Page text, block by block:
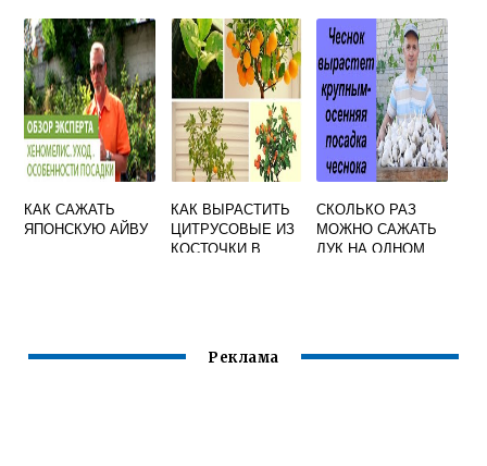
ОСЕНЬЮ
ВИНОГРАДА
УСЛОВИЯХ
КАК САЖАТЬ
ЯПОНСКУЮ АЙВУ
КАК ВЫРАСТИТЬ
ЦИТРУСОВЫЕ ИЗ
КОСТОЧКИ В
СКОЛЬКО РАЗ
МОЖНО САЖАТЬ
ЛУК НА ОДНОМ
Реклама